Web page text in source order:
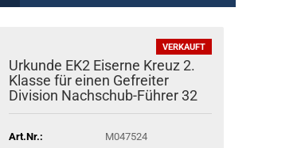
VERKAUFT
Urkunde EK2 Eiserne Kreuz 2.
Klasse für einen Gefreiter
Division Nachschub-Führer 32
Art.Nr.:
M047524